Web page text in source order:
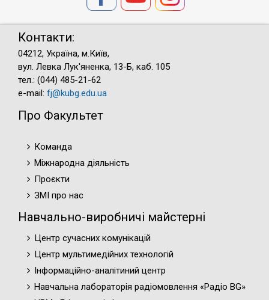
Контакти:
04212, Україна, м.Київ,
вул. Левка Лук'яненка, 13-Б, каб. 105
тел.: (044) 485-21-62
e-mail: fj@kubg.edu.ua
Про Факультет
Команда
Міжнародна діяльність
Проєкти
ЗМІ про нас
Навчально-виробничі майстерні
Центр сучасних комунікацій
Центр мультимедійних технологій
Інформаційно-аналітиний центр
Навчальна лабораторія радіомовлення «Радіо BG»